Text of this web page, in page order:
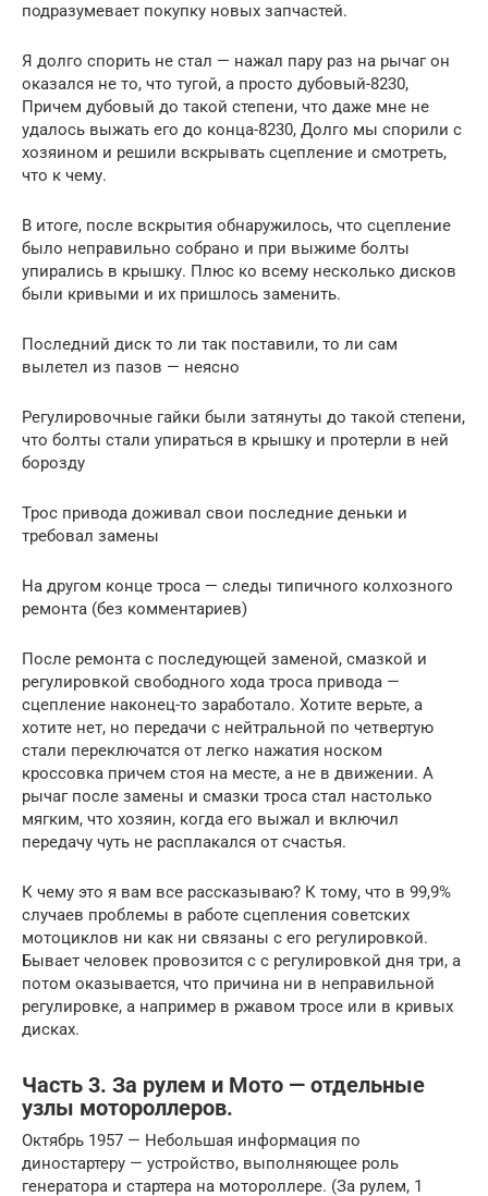
подразумевает покупку новых запчастей.
Я долго спорить не стал — нажал пару раз на рычаг он
оказался не то, что тугой, а просто дубовый-8230,
Причем дубовый до такой степени, что даже мне не
удалось выжать его до конца-8230, Долго мы спорили с
хозяином и решили вскрывать сцепление и смотреть,
что к чему.
В итоге, после вскрытия обнаружилось, что сцепление
было неправильно собрано и при выжиме болты
упирались в крышку. Плюс ко всему несколько дисков
были кривыми и их пришлось заменить.
Последний диск то ли так поставили, то ли сам
вылетел из пазов — неясно
Регулировочные гайки были затянуты до такой степени,
что болты стали упираться в крышку и протерли в ней
борозду
Трос привода доживал свои последние деньки и
требовал замены
На другом конце троса — следы типичного колхозного
ремонта (без комментариев)
После ремонта с последующей заменой, смазкой и
регулировкой свободного хода троса привода —
сцепление наконец-то заработало. Хотите верьте, а
хотите нет, но передачи с нейтральной по четвертую
стали переключатся от легко нажатия носком
кроссовка причем стоя на месте, а не в движении. А
рычаг после замены и смазки троса стал настолько
мягким, что хозяин, когда его выжал и включил
передачу чуть не расплакался от счастья.
К чему это я вам все рассказываю? К тому, что в 99,9%
случаев проблемы в работе сцепления советских
мотоциклов ни как ни связаны с его регулировкой.
Бывает человек провозится с с регулировкой дня три, а
потом оказывается, что причина ни в неправильной
регулировке, а например в ржавом тросе или в кривых
дисках.
Часть 3. За рулем и Мото — отдельные
узлы мотороллеров.
Октябрь 1957 — Небольшая информация по
диностартеру — устройство, выполняющее роль
генератора и стартера на мотороллере. (За рулем, 1